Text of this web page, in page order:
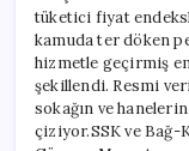
tüketici fiyat
kamuda ter döken
hizmetle geçirmiş
şekillendi. Resmi
sokağın ve
çiziyor.SSK ve Bağ-